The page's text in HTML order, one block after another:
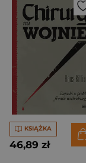
KSIĄŻKA
46,89 zł